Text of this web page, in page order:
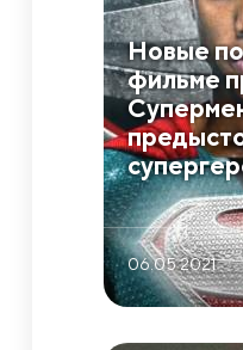
Новые
фильме
06.05 2021